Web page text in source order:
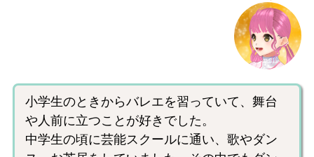
小学生のときからバレエを習っていて、舞台
や人前に立つことが好きでした。
中学生の頃に芸能スクールに通い、歌やダン